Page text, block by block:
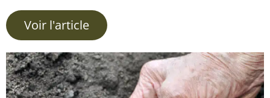
Voir l'article